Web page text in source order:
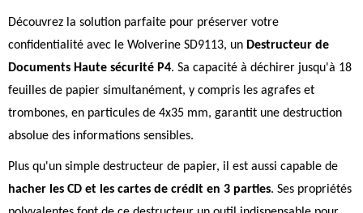
Découvrez la solution parfaite pour préserver votre
confidentialité avec le Wolverine SD9113, un Destructeur de
Documents Haute sécurité P4. Sa capacité à déchirer jusqu'à 18
feuilles de papier simultanément, y compris les agrafes et
trombones, en particules de 4x35 mm, garantit une destruction
absolue des informations sensibles.
Plus qu'un simple destructeur de papier, il est aussi capable de
hacher les CD et les cartes de crédit en 3 parties. Ses propriétés